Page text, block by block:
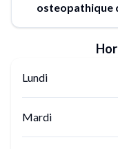
Lundi
Mardi
osteopathique